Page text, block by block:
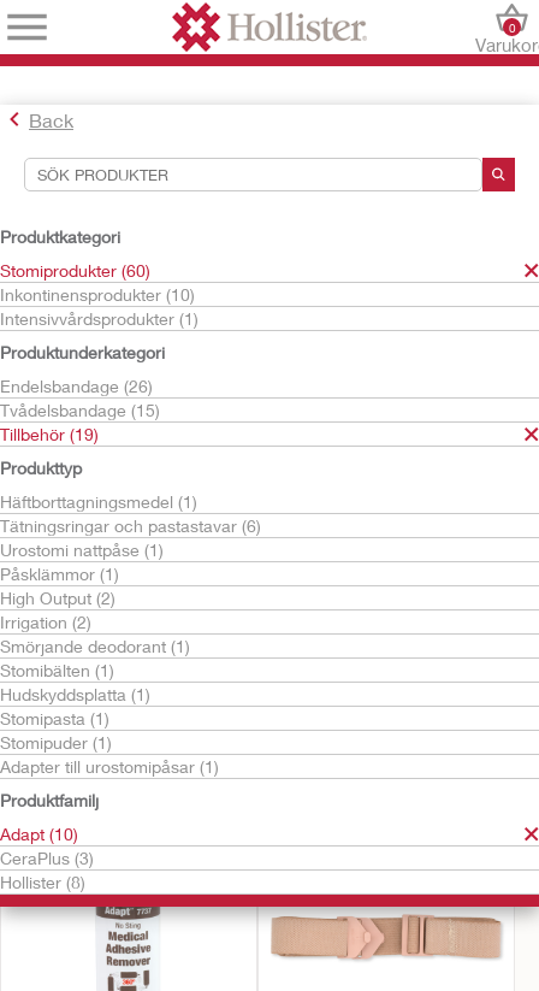
0
Back
Produktkategori
Stomiprodukter (60)
Inkontinensprodukter (10)
Intensivvårdsprodukter (1)
Produktunderkategori
Endelsbandage (26)
Tvådelsbandage (15)
Tillbehör (19)
Produkttyp
Häftborttagningsmedel (1)
Tätningsringar och pastastavar (6)
Urostomi nattpåse (1)
Påsklämmor (1)
High Output (2)
Irrigation (2)
Smörjande deodorant (1)
Stomibälten (1)
Hudskyddsplatta (1)
Stomipasta (1)
Stomipuder (1)
Adapter till urostomipåsar (1)
Produktfamilj
Adapt (10)
CeraPlus (3)
Hollister (8)
Sökverktyg
Dina val:
Stomiprodukter
Tillbehör
Adapt
Ditt val matchade
resultat
Sortera efter:
Prova gratis
CeraPlus
Ytterförstärkare